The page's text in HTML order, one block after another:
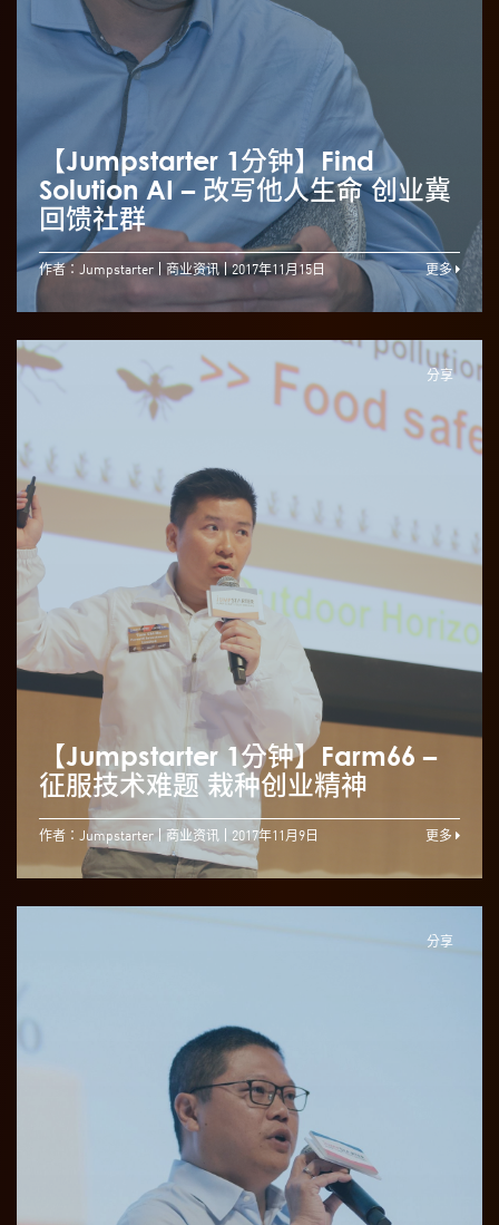
【Jumpstarter 1分钟】Find
Solution AI – 改写他人生命 创业冀
回馈社群
作者：Jumpstarter 商业资讯 2017年11月15日 更多
分享
【Jumpstarter 1分钟】Farm66 –
征服技术难题 栽种创业精神
作者：Jumpstarter 商业资讯 2017年11月9日 更多
分享